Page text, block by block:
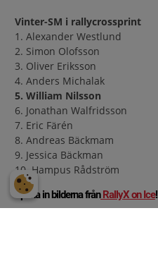
Vinter-SM i rallycrossprint
1. Alexander Westlund
2. Simon Olofsson
3. Oliver Eriksson
4. Anders Michalak
5. William Nilsson
6. Jonathan Walfridsson
7. Eric Färén
8. Andreas Bäckmam
9. Jessica Bäckman
10. Hampus Rådström
Spana in bilderna frånRallyX on Ice!